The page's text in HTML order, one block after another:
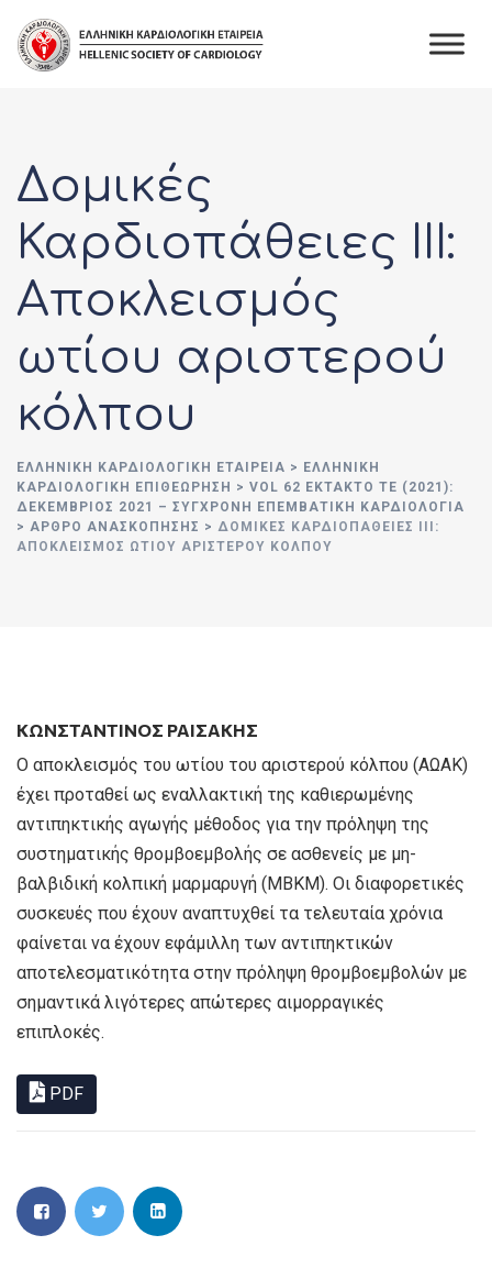
content
Δομικές
Καρδιοπάθειες ΙΙΙ:
Aποκλεισμός
ωτίου αριστερού
κόλπου
ΕΛΛΗΝΙΚΉ ΚΑΡΔΙΟΛΟΓΙΚΉ ΕΤΑΙΡΕΊΑ > ΕΛΛΗΝΙΚΗ
ΚΑΡΔΙΟΛΟΓΙΚΗ ΕΠΙΘΕΩΡΗΣΗ > VOL 62 ΕΚΤΑΚΤΟ ΤΕ (2021):
ΔΕΚΕΜΒΡΙΟΣ 2021 – ΣΥΓΧΡΟΝΗ ΕΠΕΜΒΑΤΙΚΗ ΚΑΡΔΙΟΛΟΓΙΑ
> ΑΡΘΡΟ ΑΝΑΣΚΟΠΗΣΗΣ > ΔΟΜΙΚΈΣ ΚΑΡΔΙΟΠΆΘΕΙΕΣ ΙΙΙ:
AΠΟΚΛΕΙΣΜΌΣ ΩΤΊΟΥ ΑΡΙΣΤΕΡΟΎ ΚΌΛΠΟΥ
ΚΩΝΣΤΑΝΤΙΝΟΣ ΡΑΙΣΑΚΗΣ
O αποκλεισμός του ωτίου του αριστερού κόλπου (ΑΩΑΚ)
έχει προταθεί ως εναλλακτική της καθιερωμένης
αντιπηκτικής αγωγής μέθοδος για την πρόληψη της
συστηματικής θρομβοεμβολής σε ασθενείς με μη-
βαλβιδική κολπική μαρμαρυγή (ΜΒΚΜ). Οι διαφορετικές
συσκευές που έχουν αναπτυχθεί τα τελευταία χρόνια
φαίνεται να έχουν εφάμιλλη των αντιπηκτικών
αποτελεσματικότητα στην πρόληψη θρομβοεμβολών με
σημαντικά λιγότερες απώτερες αιμορραγικές
επιπλοκές.
PDF